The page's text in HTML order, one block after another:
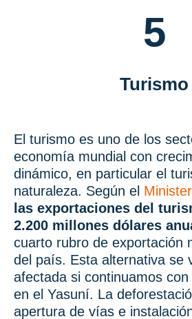
5
Turismo
El turismo es uno de los
economía mundial con
dinámico, en particular el
naturaleza. Según el
las exportaciones del
2.200 millones dólares
cuarto rubro de exportación
del país. Esta alternativa se
afectada si continuamos
en el Yasuní. La
apertura de vías e